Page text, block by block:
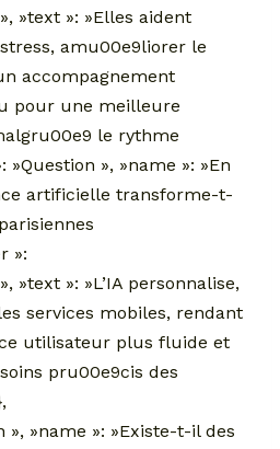
»text »: »Elles aident
amu00e9liorer le
accompagnement
pour une meilleure
le rythme
»Question », »name »: »En
artificielle transforme-t-
»:
»text »: »L’IA personnalise,
services mobiles, rendant
utilisateur plus fluide et
pru00e9cis des
», »name »: »Existe-t-il des